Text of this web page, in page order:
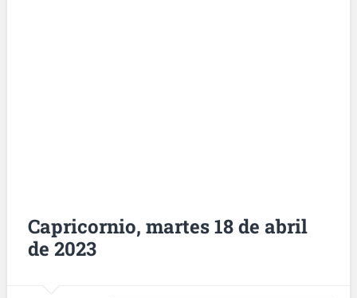
Capricornio, martes 18 de abril
de 2023